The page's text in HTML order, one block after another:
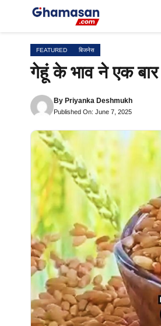
FEATURED बिजनेस
गेहूं के भाव ने एक
By Priyanka Deshmukh
Published On: June 7, 2025